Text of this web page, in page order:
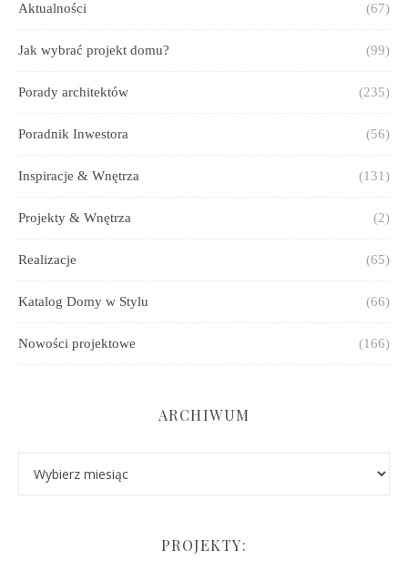
Aktualności (67)
Jak wybrać projekt domu? (99)
Porady architektów (235)
Poradnik Inwestora (56)
Inspiracje & Wnętrza (131)
Projekty & Wnętrza (2)
Realizacje (65)
Katalog Domy w Stylu (66)
Nowości projektowe (166)
ARCHIWUM
PROJEKTY: